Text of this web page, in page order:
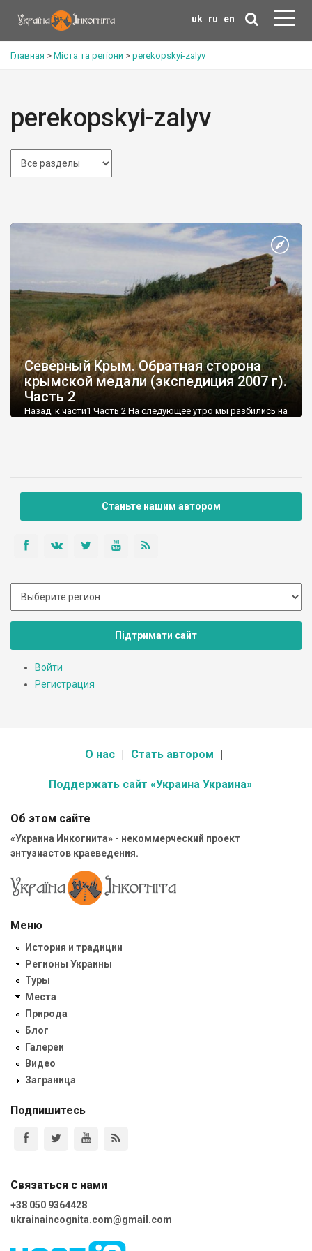
uk ru en
Главная > Міста та регіони > perekopskyi-zalyv
perekopskyi-zalyv
Северный Крым. Обратная сторона
крымской медали (экспедиция 2007 г).
Часть 2
Назад, к части1 Часть 2 На следующее утро мы разбились на
предполагалась где-то на трассе Армянск – Джанкой.
Станьте нашим автором
Підтримати сайт
Войти
Регистрация
О нас Стать автором
Поддержать сайт «Украина Украина»
Об этом сайте
«Украина Инкогнита» - некоммерческий проект
энтузиастов краеведения.
Меню
История и традиции
Регионы Украины
Туры
Места
Природа
Блог
Галереи
Видео
Заграница
Подпишитесь
Связаться с нами
+38 050 9364428
ukrainaincognita.com@gmail.com